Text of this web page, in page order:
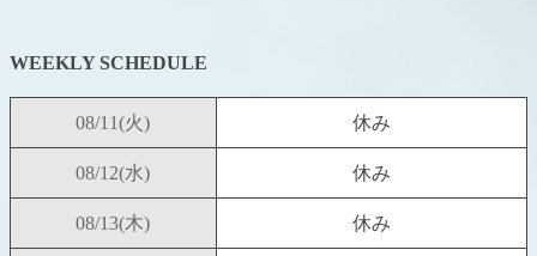
WEEKLY SCHEDULE
08/11(火)
08/12(水)
08/13(木)
休み
休み
休み